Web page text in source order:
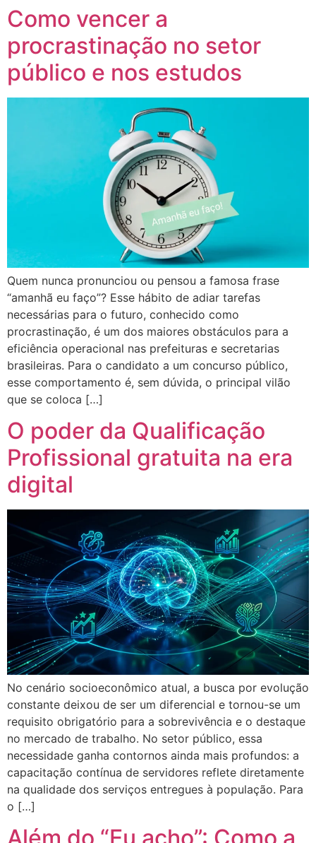
Como vencer a
procrastinação no setor
público e nos estudos
Quem nunca pronunciou ou pensou a famosa frase
“amanhã eu faço”? Esse hábito de adiar tarefas
necessárias para o futuro, conhecido como
procrastinação, é um dos maiores obstáculos para a
eficiência operacional nas prefeituras e secretarias
brasileiras. Para o candidato a um concurso público,
esse comportamento é, sem dúvida, o principal vilão
que se coloca […]
O poder da Qualificação
Profissional gratuita na era
digital
No cenário socioeconômico atual, a busca por evolução
constante deixou de ser um diferencial e tornou-se um
requisito obrigatório para a sobrevivência e o destaque
no mercado de trabalho. No setor público, essa
necessidade ganha contornos ainda mais profundos: a
capacitação contínua de servidores reflete diretamente
na qualidade dos serviços entregues à população. Para
o […]